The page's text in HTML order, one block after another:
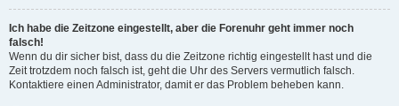
Ich habe die Zeitzone eingestellt, aber die Forenuhr geht immer noch
falsch!
Wenn du dir sicher bist, dass du die Zeitzone richtig eingestellt hast und die
Zeit trotzdem noch falsch ist, geht die Uhr des Servers vermutlich falsch.
Kontaktiere einen Administrator, damit er das Problem beheben kann.